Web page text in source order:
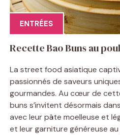
ENTRÉES
Recette Bao Buns au
La street food asiatique
passionnés de saveurs
gourmandes. Au cœur de
buns s’invitent désormais
avec leur pâte moelleuse et
et leur garniture généreuse